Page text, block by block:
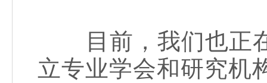
目前，我们也正在
立专业学会和研究机